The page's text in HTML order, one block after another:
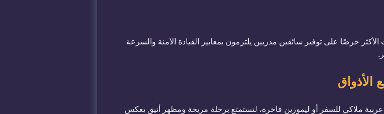
حرصًا على توفير سائقين مدربين يلتزمون بمعايير القيادة الآمنة والسرعة
عربية ملاكي للسفر أو ليموزين فاخرة، لتستمتع برحلة مريحة ومظهر أنيق يعكس